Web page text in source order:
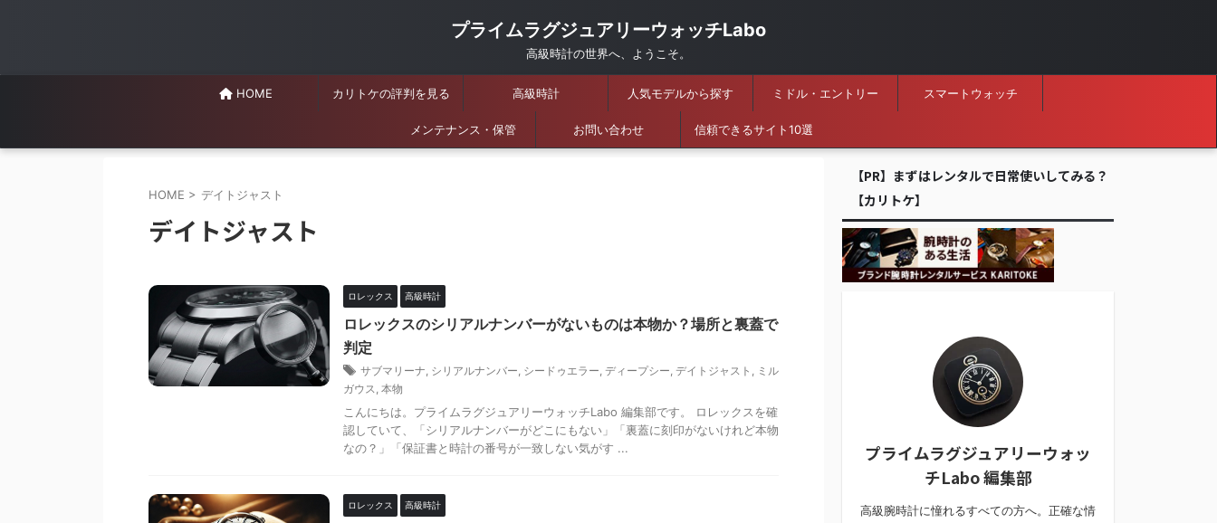
プライムラグジュアリーウォッチLabo
高級時計の世界へ、ようこそ。
HOME カリトケの評判を見る 高級時計 人気モデルから探す ミドル・エントリー スマートウォッチ
メンテナンス・保管 お問い合わせ 信頼できるサイト10選
HOME > デイトジャスト
デイトジャスト
ロレックス 高級時計
ロレックスのシリアルナンバーがないものは本物か？場所と裏蓋で
判定
サブマリーナ, シリアルナンバー, シードゥエラー, ディープシー, デイトジャスト , ミル
ガウス, 本物
こんにちは。プライムラグジュアリーウォッチLabo 編集部です。 ロレックスを確
認していて、「シリアルナンバーがどこにもない」「裏蓋に刻印がないけれど本物
なの？」「保証書と時計の番号が一致しない気がす ...
ロレックス 高級時計
【PR】まずはレンタルで日常使いしてみる？
【カリトケ】
プライムラグジュアリーウォッ
チLabo 編集部
高級腕時計に憧れるすべての方へ。正確な情